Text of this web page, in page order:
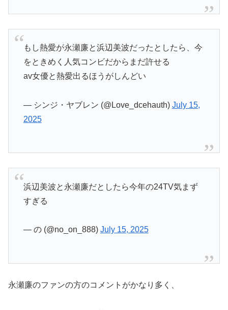
もし熱愛が永瀬廉と浜辺美波だったとしたら、今
をときめく人気コンビだからまだ許せる
av女優と熱愛出るほうがしんどい
— シンジ・ヤブレン (@Love_dcehauth) July 15,
2025
浜辺美波と永瀬廉だとしたら今年の24TV気まず
すぎる
— の (@no_on_888) July 15, 2025
永瀬廉のファンの方のコメントがかなり多く、